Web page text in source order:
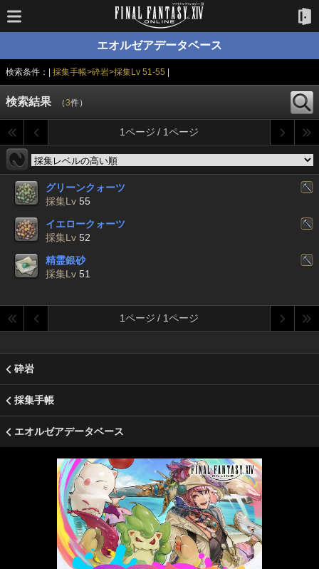
エオルゼアデータベース
検索条件：| 採集手帳>砕岩>採集Lv 51-55
検索結果 （3件）
1ページ / 1ページ
グリーンクォーツ
採集Lv 55
イエロークォーツ
採集Lv 52
精霊銀砂
採集Lv 51
1ページ / 1ページ
砕岩
採集手帳
エオルゼアデータベース